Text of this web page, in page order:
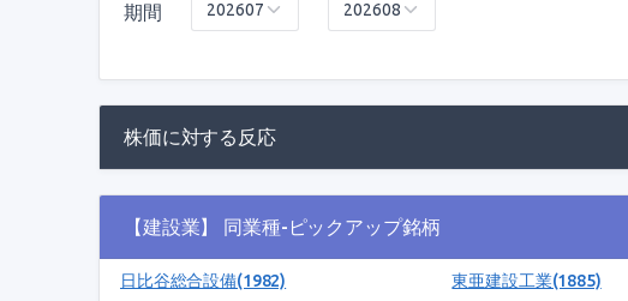
期間
株価に対する反応
【建設業】 同業種-ピックアップ銘柄
日比谷総合設備(1982) 東亜建設工業(1885)